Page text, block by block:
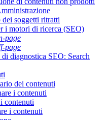
dei soggetti ritratti
i motori di ricerca (SEO)
page
page
diagnostica SEO: Search
dei contenuti
i contenuti
contenuti
i contenuti